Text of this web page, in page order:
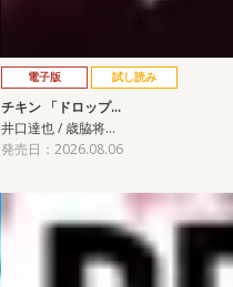
電子版 試し読み
チキン 「ドロップ…
井口達也 / 歳脇将…
発売日：2026.08.06